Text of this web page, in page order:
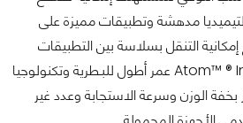
مدهشة وتطبيقات مميزة على
التنقل بسلاسة بين التطبيقات
المختلفة. ويتيح معالج Atom™ ® Intel عمر أطول للبـطرية وتكنولوجيا
الوزن وسرعة الاستجابة وعدد غير